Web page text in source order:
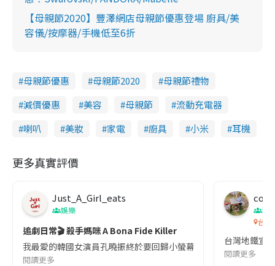
【母親節2020】豐澤網店母親節優惠登場 廚具/美
容儀/按摩器/手機低至6折
母親節優惠 母親節2020
母親節禮物
減價優惠
美容 母親節
流動充電器
喇叭
美妝 家電 廚具 小米 耳機
更多真實評價
Just_A_Girl_eats
娛樂
追劇日常🎬 殺手媽咪 A Bona Fide Killer
我最愛的韓國女演員孔曉振終於要回歸小螢幕啦!這次的劇本改編
閱讀更多
co
吹
台灣
台灣地鐵宣
閱讀更多